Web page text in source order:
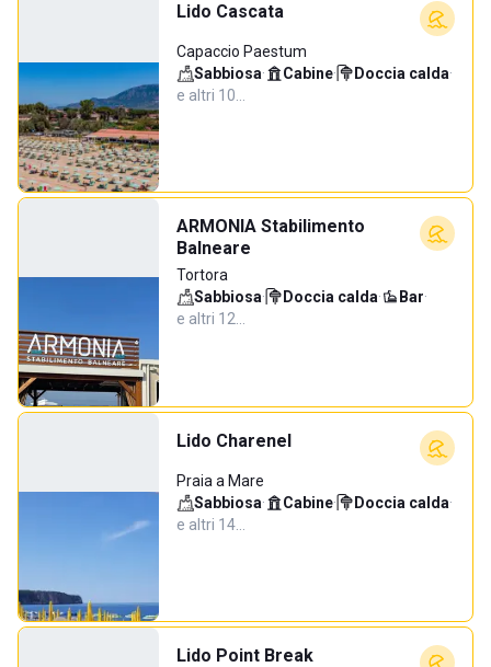
Lido Cascata
Capaccio Paestum
Sabbiosa· Cabine· Doccia calda·
e altri 10…
ARMONIA Stabilimento
Balneare
Tortora
Sabbiosa· Doccia calda· Bar·
e altri 12…
Lido Charenel
Praia a Mare
Sabbiosa· Cabine· Doccia calda·
e altri 14…
Lido Point Break